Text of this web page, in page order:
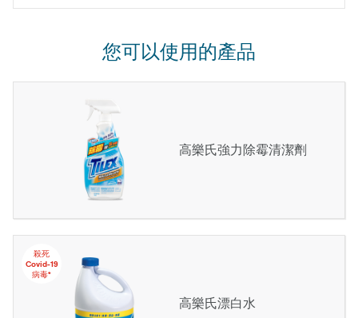
您可以使用的產品
高樂氏強力除霉清潔劑
殺死
Covid-19
病毒*
高樂氏漂白水